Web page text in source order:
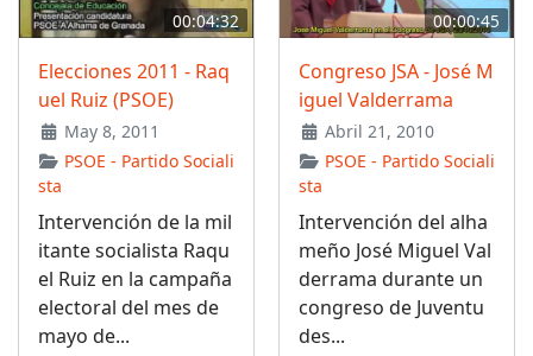
00:04:32
Elecciones 2011 - Raq
uel Ruiz (PSOE)
May 8, 2011
PSOE - Partido Sociali
sta
Intervención de la mil
itante socialista Raqu
el Ruiz en la campaña
electoral del mes de
mayo de...
00:00:45
Congreso JSA - José M
iguel Valderrama
Abril 21, 2010
PSOE - Partido Sociali
sta
Intervención del alha
meño José Miguel Val
derrama durante un
congreso de Juventu
des...